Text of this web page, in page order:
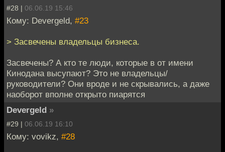
#28 | 06.06.19 15:46
Кому: Devergeld, #23
> Засвечены владельцы бизнеса.
Засвечены? А кто те люди, которые в от имени
Кинодана высупают? Это не владельцы/
руководители? Они вроде и не скрывались, а даже
наоборот вполне открыто пиарятся
Devergeld »
#29 | 06.06.19 16:10
Кому: vovikz, #28